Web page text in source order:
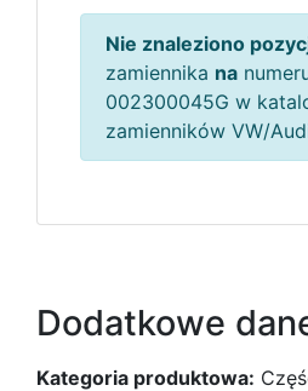
Nie znaleziono
zamiennika na
002300045G w
zamienników VW/
Dodatkowe
Kategoria produktowa: